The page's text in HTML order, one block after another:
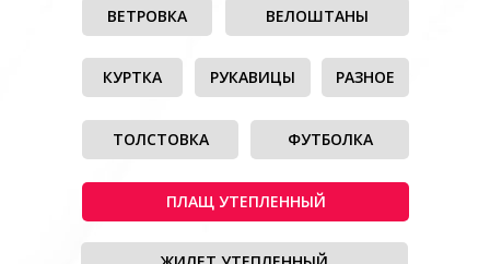
ВЕЛОШТАНЫ
ТОЛСТОВКА
ВЕТРОВКА
КУРТКА РУКАВИЦЫ
ФУТБОЛКА
ПЛАЩ УТЕПЛЕННЫЙ
РАЗНОЕ